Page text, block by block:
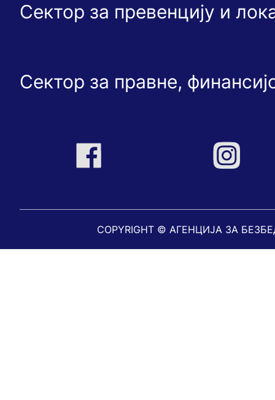
Сектор за превенцију и
Сектор за правне,
COPYRIGHT © АГЕНЦИЈА ЗА